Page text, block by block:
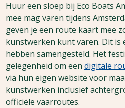
Huur een sloep bij Eco Boats
mee mag varen tijdens
geven je een route kaart mee
kunstwerken kunt varen. Dit is
hebben samengesteld. Het
gelegenheid om een digitale
via hun eigen website voor
kunstwerken inclusief
officiële vaarroutes.